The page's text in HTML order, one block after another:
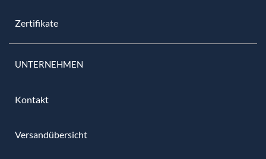
Zertifikate
UNTERNEHMEN
Kontakt
Versandübersicht